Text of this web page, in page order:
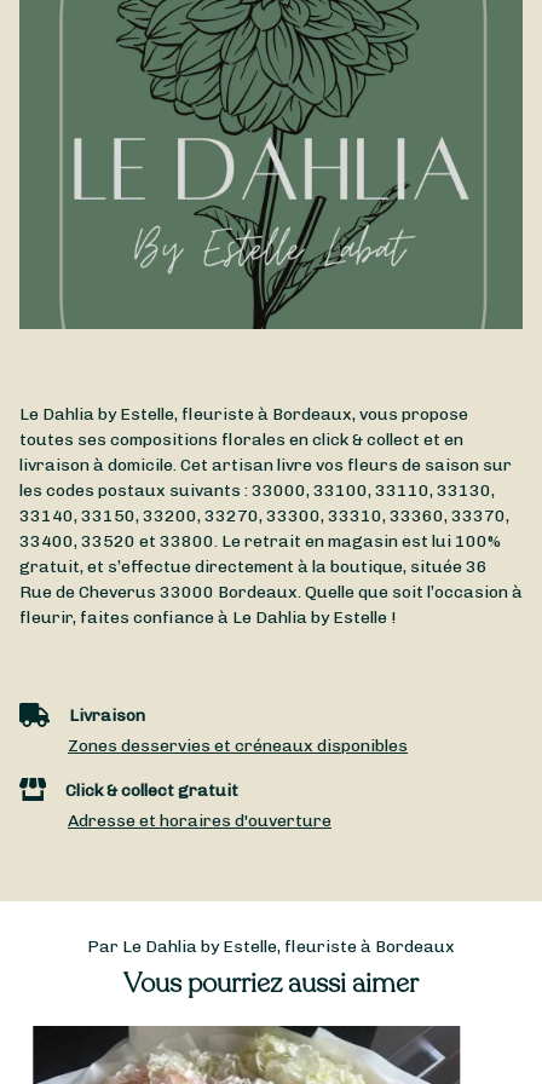
Le Dahlia by Estelle, fleuriste à Bordeaux, vous propose
toutes ses compositions florales en click & collect et en
livraison à domicile. Cet artisan livre vos fleurs de saison sur
les codes postaux suivants : 33000, 33100, 33110, 33130,
33140, 33150, 33200, 33270, 33300, 33310, 33360, 33370,
33400, 33520 et 33800. Le retrait en magasin est lui 100%
gratuit, et s’effectue directement à la boutique, située36
Rue de Cheverus 33000 Bordeaux. Quelle que soit l’occasion à
fleurir, faites confiance à Le Dahlia by Estelle !
Livraison
Zones desservies et créneaux disponibles
Click & collect gratuit
Adresse et horaires d'ouverture
Par Le Dahlia by Estelle, fleuriste à Bordeaux
Vous pourriez aussi aimer